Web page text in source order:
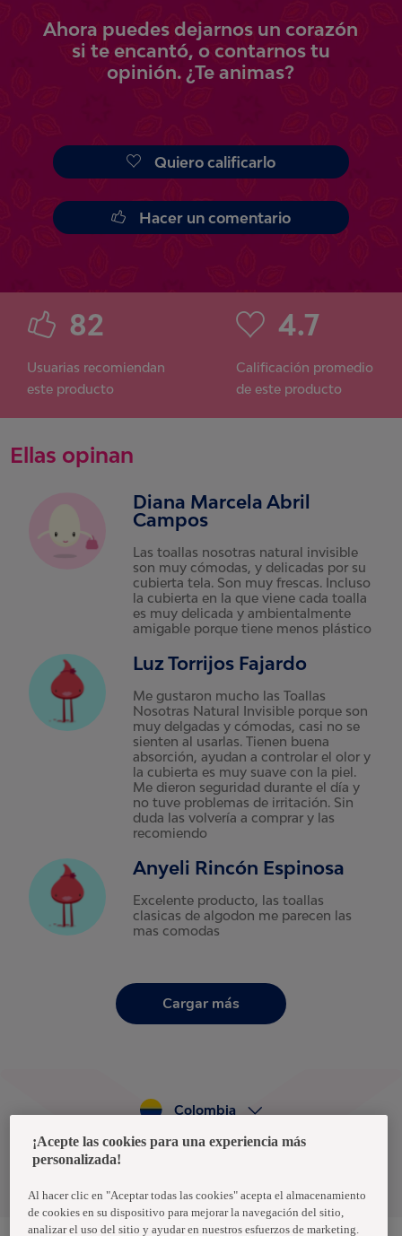
Ahora puedes dejarnos un corazón
si te encantó, o contarnos tu
opinión. ¿Te animas?
Quiero calificarlo
Hacer un comentario
82
Usuarias recomiendan
este producto
4.7
Calificación promedio
de este producto
Ellas opinan
Diana Marcela Abril
Campos
Las toallas nosotras natural invisible
son muy cómodas, y delicadas por su
cubierta tela. Son muy frescas. Incluso
la cubierta en la que viene cada toalla
es muy delicada y ambientalmente
amigable porque tiene menos plástico
Luz Torrijos Fajardo
Me gustaron mucho las Toallas
Nosotras Natural Invisible porque son
muy delgadas y cómodas, casi no se
sienten al usarlas. Tienen buena
absorción, ayudan a controlar el olor y
la cubierta es muy suave con la piel.
Me dieron seguridad durante el día y
no tuve problemas de irritación. Sin
duda las volvería a comprar y las
recomiendo
Anyeli Rincón Espinosa
Excelente producto, las toallas
clasicas de algodon me parecen las
mas comodas
Cargar más
Política de privacidad de datos
Colombia
¡Acepte las cookies para una experiencia más
personalizada!
Al hacer clic en "Aceptar todas las cookies" acepta el almacenamiento
de cookies en su dispositivo para mejorar la navegación del sitio,
analizar el uso del sitio y ayudar en nuestros esfuerzos de marketing.